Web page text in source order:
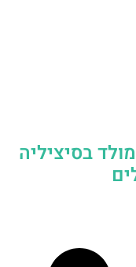
בסיציליה